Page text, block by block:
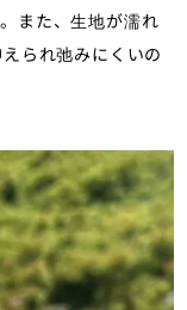
また、生地が濡れ
られ弛みにくいの